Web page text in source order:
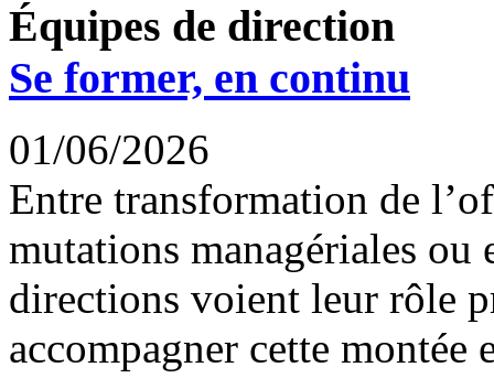
Équipes de direction
Se former, en continu
01/06/2026
Entre transformation de
mutations managériales ou
directions voient leur rôle
accompagner cette